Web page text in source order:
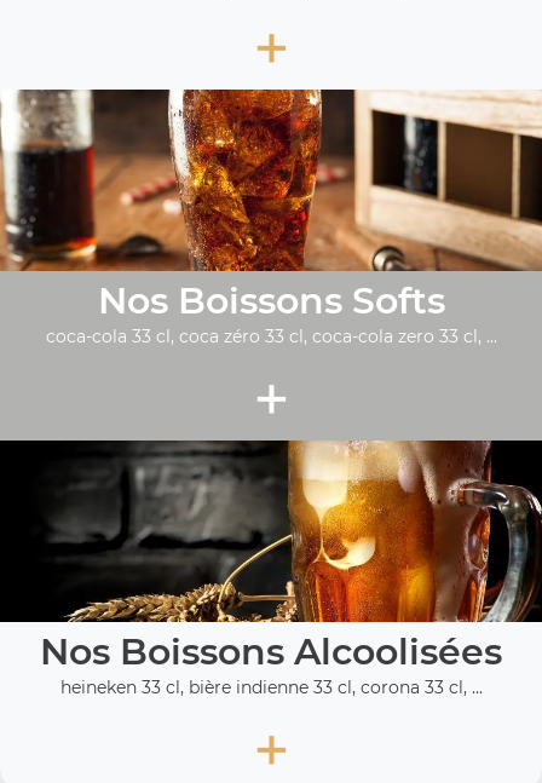
+
Nos Boissons Softs
coca-cola 33 cl, coca zéro 33 cl, coca-cola zero 33 cl, ...
+
Nos Boissons Alcoolisées
heineken 33 cl, bière indienne 33 cl, corona 33 cl, ...
+